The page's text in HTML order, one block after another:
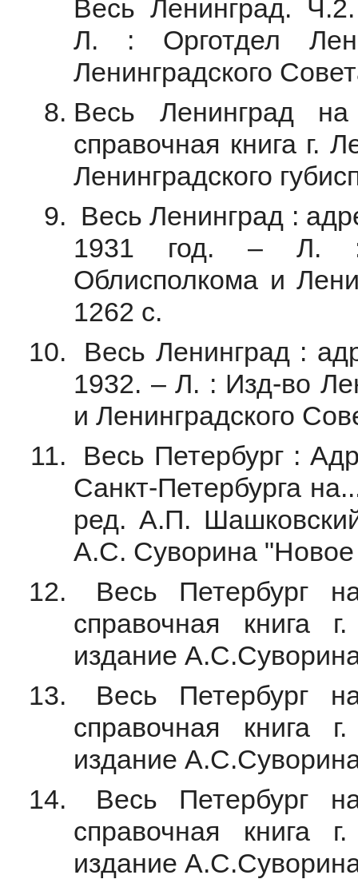
Весь Ленинград.
Л. : Орготдел
Ленинградского
Весь Ленинград
справочная книга г.
Ленинградского
Весь Ленинград :
1931 год. – Л. :
Облисполкома и
1262 с.
Весь Ленинград :
1932. – Л. : Изд-во
и Ленинградского
Весь Петербург :
Санкт-Петербурга
ред. А.П.
А.С. Суворина "Новое
Весь Петербург
справочная книга
издание
Весь Петербург
справочная книга
издание
Весь Петербург
справочная книга
издание